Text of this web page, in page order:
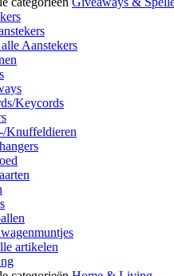
Aanstekers
Keycords
Knuffeldieren
artikelen